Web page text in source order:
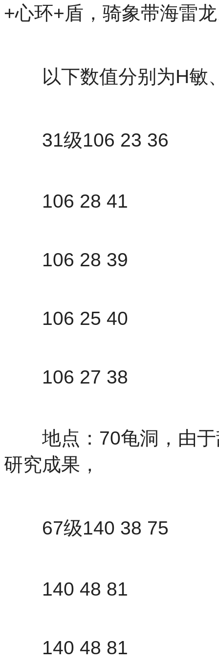
+心环+盾，骑象带海雷
以下数值分别为H敏
31级106 23 36
106 28 41
106 28 39
106 25 40
106 27 38
地点：70龟洞，由于
研究成果，
67级140 38 75
140 48 81
140 48 81